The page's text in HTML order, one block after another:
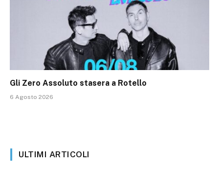
Gli Zero Assoluto stasera a Rotello
6 Agosto 2026
ULTIMI ARTICOLI